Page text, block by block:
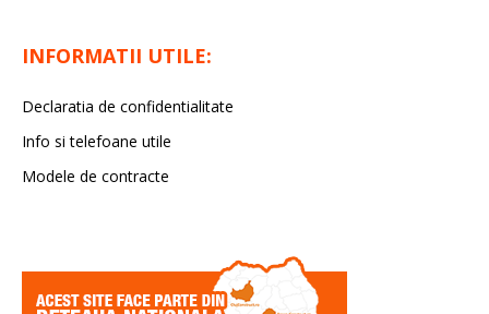
INFORMATII UTILE:
Declaratia de confidentialitate
Info si telefoane utile
Modele de contracte